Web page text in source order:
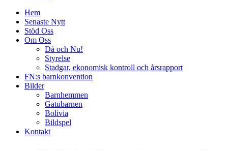
Hem
Senaste Nytt
Stöd Oss
Om Oss
Då och Nu!
Styrelse
Stadgar, ekonomisk kontroll och årsrapport
FN:s barnkonvention
Bilder
Barnhemmen
Gatubarnen
Bolivia
Bildspel
Kontakt